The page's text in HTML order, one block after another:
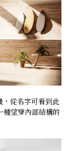
從名字可看到此
種望穿內部結構的